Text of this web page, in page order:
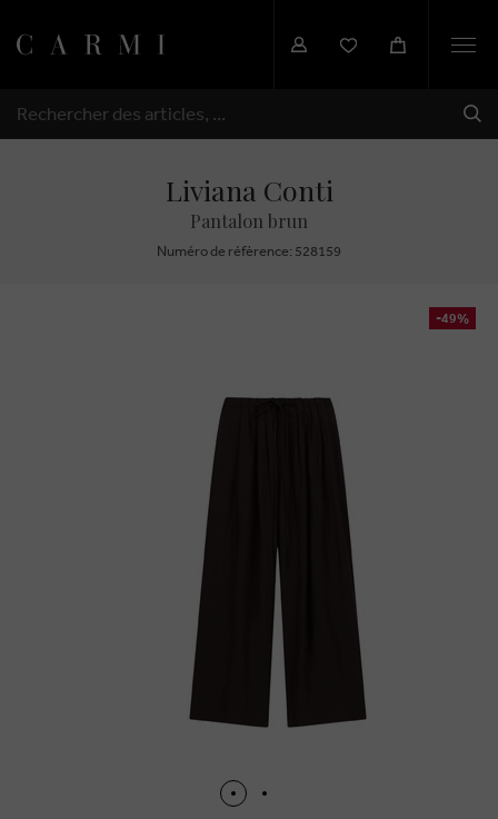
RECHERCHER
Liviana Conti
Pantalon brun
Numéro de réfèrence: 528159
-49%